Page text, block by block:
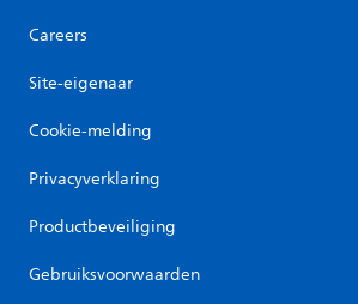
Careers
Site-eigenaar
Cookie-melding
Privacyverklaring
Productbeveiliging
Gebruiksvoorwaarden